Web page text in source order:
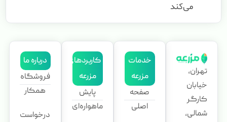
می‌کند
تهران،
خیابان
کارگر
شمالی،
خدمات
مزرعه
صفحه
اصلی
کاربردهای
مزرعه
پایش
ماهواره‌ای
درباره ما
فروشگاه
همکار
درخواست